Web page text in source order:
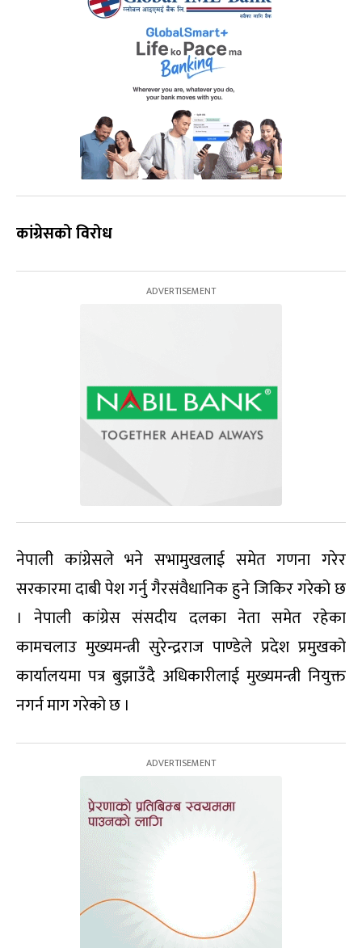
कांग्रेसको विरोध
नेपाली कांग्रेसले भने सभामुखलाई समेत गणना गरेर
सरकारमा दाबी पेश गर्नु गैरसंवैधानिक हुने जिकिर गरेको छ
। नेपाली कांग्रेस संसदीय दलका नेता समेत रहेका
कामचलाउ मुख्यमन्त्री सुरेन्द्रराज पाण्डेले प्रदेश प्रमुखको
कार्यालयमा पत्र बुझाउँदै अधिकारीलाई मुख्यमन्त्री नियुक्त
नगर्न माग गरेको छ ।